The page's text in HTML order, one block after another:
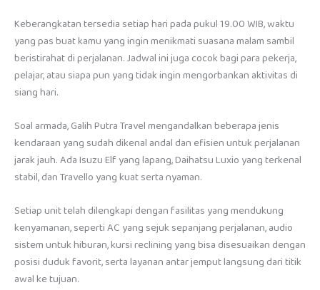
Keberangkatan tersedia setiap hari pada pukul 19.00 WIB, waktu
yang pas buat kamu yang ingin menikmati suasana malam sambil
beristirahat di perjalanan. Jadwal ini juga cocok bagi para pekerja,
pelajar, atau siapa pun yang tidak ingin mengorbankan aktivitas di
siang hari.
Soal armada, Galih Putra Travel mengandalkan beberapa jenis
kendaraan yang sudah dikenal andal dan efisien untuk perjalanan
jarak jauh. Ada Isuzu Elf yang lapang, Daihatsu Luxio yang terkenal
stabil, dan Travello yang kuat serta nyaman.
Setiap unit telah dilengkapi dengan fasilitas yang mendukung
kenyamanan, seperti AC yang sejuk sepanjang perjalanan, audio
sistem untuk hiburan, kursi reclining yang bisa disesuaikan dengan
posisi duduk favorit, serta layanan antar jemput langsung dari titik
awal ke tujuan.